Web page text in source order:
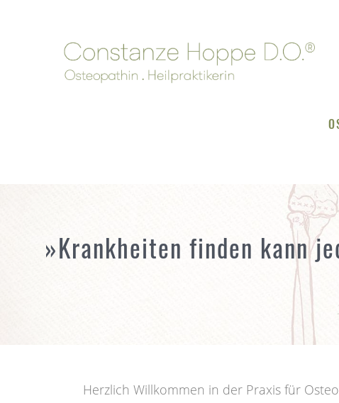
»Krankheiten finden kann
Herzlich Willkommen in der Praxis für